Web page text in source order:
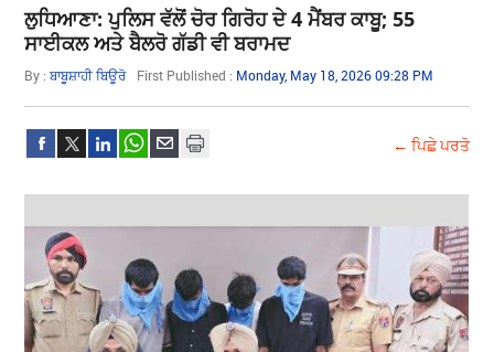
ਲੁਧਿਆਣਾ: ਪੁਲਿਸ ਵੱਲੋਂ ਚੋਰ ਗਿਰੋਹ ਦੇ 4 ਮੈਂਬਰ ਕਾਬੂ; 55
ਸਾਈਕਲ ਅਤੇ ਬੈਲਰੋ ਗੱਡੀ ਵੀ ਬਰਾਮਦ
By :ਬਾਬੂਸ਼ਾਹੀ ਬਿਊਰੋ First Published : Monday, May 18, 2026 09:28 PM
← ਪਿਛੇ ਪਰਤੋ